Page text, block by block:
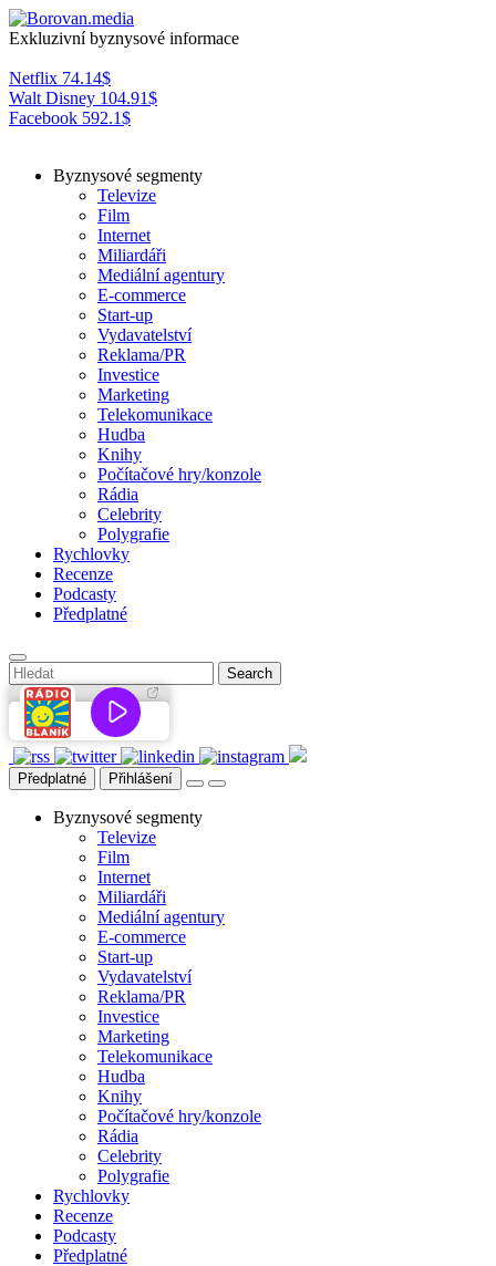
Exkluzivní byznysové informace
Netflix 74.14$
Walt Disney 104.91$
Facebook 592.1$
Byznysové segmenty
Televize
Film
Internet
Miliardáři
Mediální agentury
E-commerce
Start-up
Vydavatelství
Reklama/PR
Investice
Marketing
Telekomunikace
Hudba
Knihy
Počítačové hry/konzole
Rádia
Celebrity
Polygrafie
Rychlovky
Recenze
Podcasty
Předplatné
Předplatné Přihlášení
Byznysové segmenty
Televize
Film
Internet
Miliardáři
Mediální agentury
E-commerce
Start-up
Vydavatelství
Reklama/PR
Investice
Marketing
Telekomunikace
Hudba
Knihy
Počítačové hry/konzole
Rádia
Celebrity
Polygrafie
Rychlovky
Recenze
Podcasty
Předplatné